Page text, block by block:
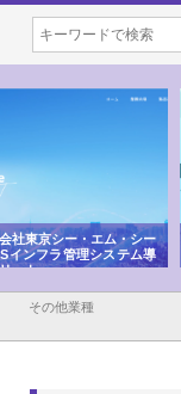
社東京シー・エム・シー
インフラ管理システム導
ット
その他業種